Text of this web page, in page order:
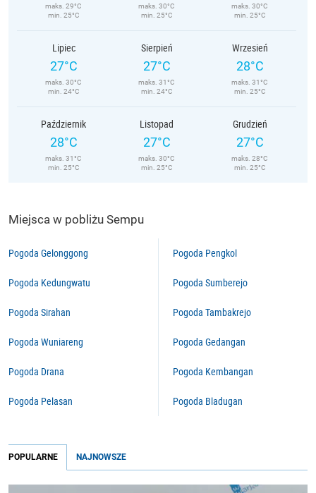
maks. 29°C
min. 25°C
maks. 30°C
min. 25°C
maks. 30°C
min. 25°C
Lipiec
27°C
maks. 30°C
min. 24°C
Sierpień
27°C
maks. 31°C
min. 24°C
Wrzesień
28°C
maks. 31°C
min. 25°C
Październik
28°C
maks. 31°C
min. 25°C
Listopad
27°C
maks. 30°C
min. 25°C
Grudzień
27°C
maks. 28°C
min. 25°C
Miejsca w pobliżu Sempu
Pogoda Gelonggong
Pogoda Kedungwatu
Pogoda Sirahan
Pogoda Wuniareng
Pogoda Drana
Pogoda Pelasan
Pogoda Pengkol
Pogoda Sumberejo
Pogoda Tambakrejo
Pogoda Gedangan
Pogoda Kembangan
Pogoda Bladugan
POPULARNE NAJNOWSZE